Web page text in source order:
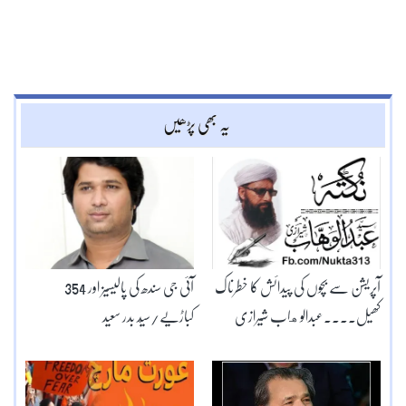
یہ بھی پڑھیں
آئی جی سندھ کی پالیسیز اور 354
کباڑیے/سیّد بدر سعید
آپریشن سے بچوں کی پیدائش کا خطرناک
کھیل۔۔۔۔عبدالوهاب شیرازی